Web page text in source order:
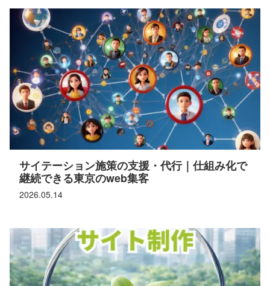
2026.05.14
サイテーション施策の支援・代行｜仕組み化で
継続できる東京のweb集客